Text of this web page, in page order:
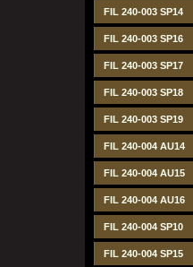
FIL 240-003 SP14
FIL 240-003 SP16
FIL 240-003 SP17
FIL 240-003 SP18
FIL 240-003 SP19
FIL 240-004 AU14
FIL 240-004 AU15
FIL 240-004 AU16
FIL 240-004 SP10
FIL 240-004 SP15